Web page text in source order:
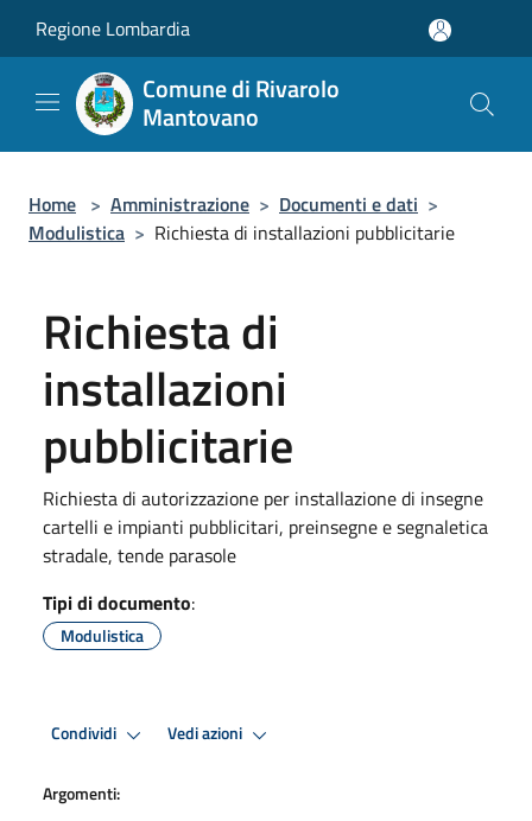
Regione Lombardia
Comune di Rivarolo
Mantovano
Home > Amministrazione > Documenti e dati >
Modulistica > Richiesta di installazioni pubblicitarie
Richiesta di
installazioni
pubblicitarie
Richiesta di autorizzazione per installazione di insegne
cartelli e impianti pubblicitari, preinsegne e segnaletica
stradale, tende parasole
Tipi di documento:
Modulistica
Condividi Vedi azioni
Argomenti: